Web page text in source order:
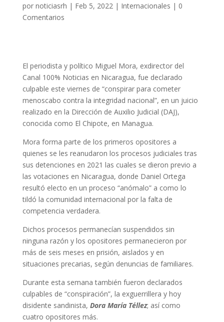
por noticiasrh | Feb 5, 2022| Internacionales | 0
Comentarios
El periodista y político Miguel Mora, exdirector del
Canal 100% Noticias en Nicaragua, fue declarado
culpable este viernes de “conspirar para cometer
menoscabo contra la integridad nacional”, en un juicio
realizado en la Dirección de Auxilio Judicial (DAJ),
conocida como El Chipote, en Managua.
Mora forma parte de los primeros opositores a
quienes se les reanudaron los procesos judiciales tras
sus detenciones en 2021 las cuales se dieron previo a
las votaciones en Nicaragua, donde Daniel Ortega
resultó electo en un proceso “anómalo” a como lo
tildó la comunidad internacional por la falta de
competencia verdadera.
Dichos procesos permanecían suspendidos sin
ninguna razón y los opositores permanecieron por
más de seis meses en prisión, aislados y en
situaciones precarias, según denuncias de familiares.
Durante esta semana también fueron declarados
culpables de “conspiración”, la exguerrillera y hoy
disidente sandinista, Dora María Téllez; así como
cuatro opositores más.